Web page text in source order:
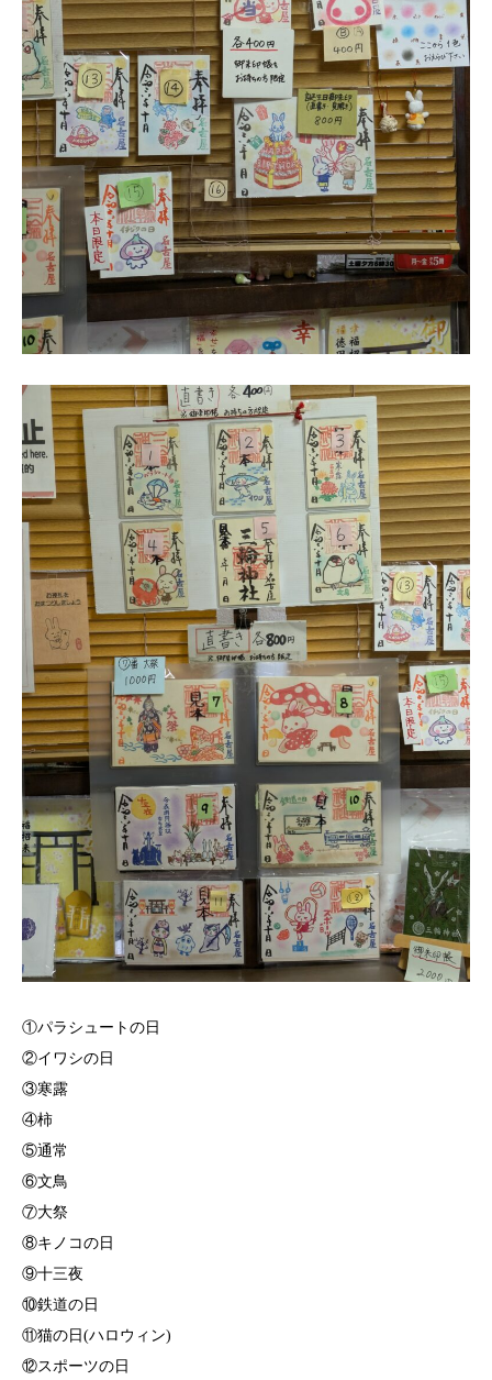
①パラシュートの日
②イワシの日
③寒露
④柿
⑤通常
⑥文鳥
⑦大祭
⑧キノコの日
⑨十三夜
⑩鉄道の日
⑪猫の日(ハロウィン)⁡
⁡⑫スポーツの日